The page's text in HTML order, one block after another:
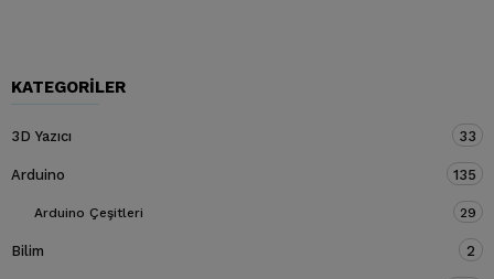
KATEGORILER
3D Yazıcı 33
Arduino 135
Arduino Çeşitleri 29
Bilim 2